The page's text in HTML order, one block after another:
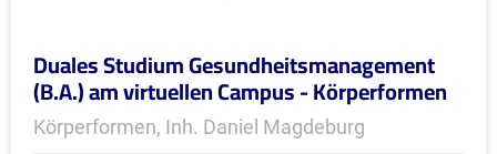
Duales Studium Gesundheitsmanagement
(B.A.) am virtuellen Campus - Körperformen
Körperformen, Inh. Daniel Magdeburg